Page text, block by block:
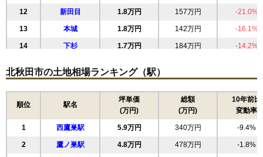
12 新田目 1.8万円 157万円 -21.0%
13 本城 1.8万円 142万円 -16.1%
14 下杉 1.7万円 184万円 -14.2%
16 綴子 1.3万円 130万円 -29.5%
1.3万円 133万円 -21.0%
1.3万円 135万円 -12.1%
19 上杉 1.1万円 143万円 -10.2%
20 阿仁水無 1.1万円 197万円 -21.3%
北秋田市の土地相場ランキング（駅）
順位 駅名
坪単価
(万円)
総額
(万円)
10年前比
変動率
1 西鷹巣駅 5.9万円 340万円 -9.4%
2 鷹ノ巣駅 4.8万円 478万円 -1.8%